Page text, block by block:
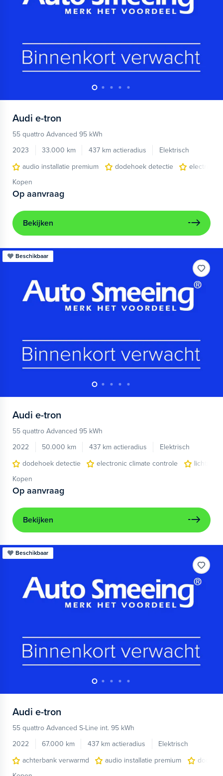
Audi e-tron
55 quattro Advanced 95 kWh
2023
33.000 km 437 km actieradius
Elektrisch
audio installatie premium
dodehoek detectie
electronic
Kopen
Op aanvraag
Bekijken
Beschikbaar
Audi e-tron
55 quattro Advanced 95 kWh
2022
50.000 km 437 km actieradius
Elektrisch
dodehoek detectie
electronic climate controle
Kopen
Op aanvraag
Bekijken
Beschikbaar
Audi e-tron
55 quattro Advanced S-Line int. 95 kWh
2022
67.000 km 437 km actieradius
Elektrisch
achterbank verwarmd
audio installatie premium